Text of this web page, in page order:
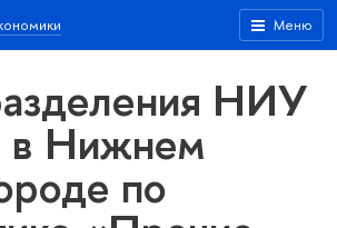
Меню
НИУ
Нижнем
по